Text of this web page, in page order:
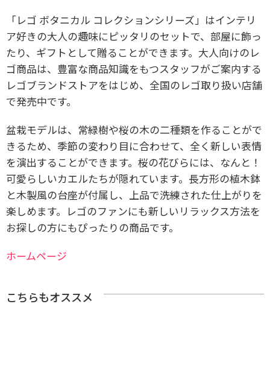
「レゴ ボタニカル コレクションシリーズ」はインテリ
ア好きの大人の趣味にピッタリのセットで、部屋に飾っ
たり、ギフトとして贈ることができます。大人向けのレ
ゴ商品は、豊富な商品知識をもつスタッフがご案内する
レゴブランドストアをはじめ、全国のレゴ取り扱い店舗
で発売中です。
盆栽モデルは、常緑樹や桜の木の二種類を作ることがで
きるため、季節の変わり目に合わせて、全く新しい表情
を演出することができます。桜の花びらには、なんと！
可愛らしいカエルたちが隠れています。長方形の植木鉢
と木製風の台座が付属し、上品で洗練された仕上がりを
楽しめます。レゴのファンにも新しいリラックス方法を
お探しの方にもぴったりの商品です。
ホームページ
こちらもオススメ